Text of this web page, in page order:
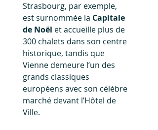
Strasbourg, par exemple,
est surnommée la Capitale
de Noël et accueille plus de
300 chalets dans son centre
historique, tandis que
Vienne demeure l’un des
grands classiques
européens avec son célèbre
marché devant l’Hôtel de
Ville.